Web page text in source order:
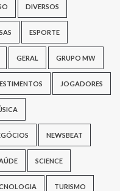
DIVERSOS
ESPORTE
GERAL GRUPO MW
JOGADORES
NEWSBEAT
SCIENCE
TURISMO